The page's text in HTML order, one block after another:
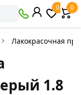
0 0
Лакокрасочная
1.8